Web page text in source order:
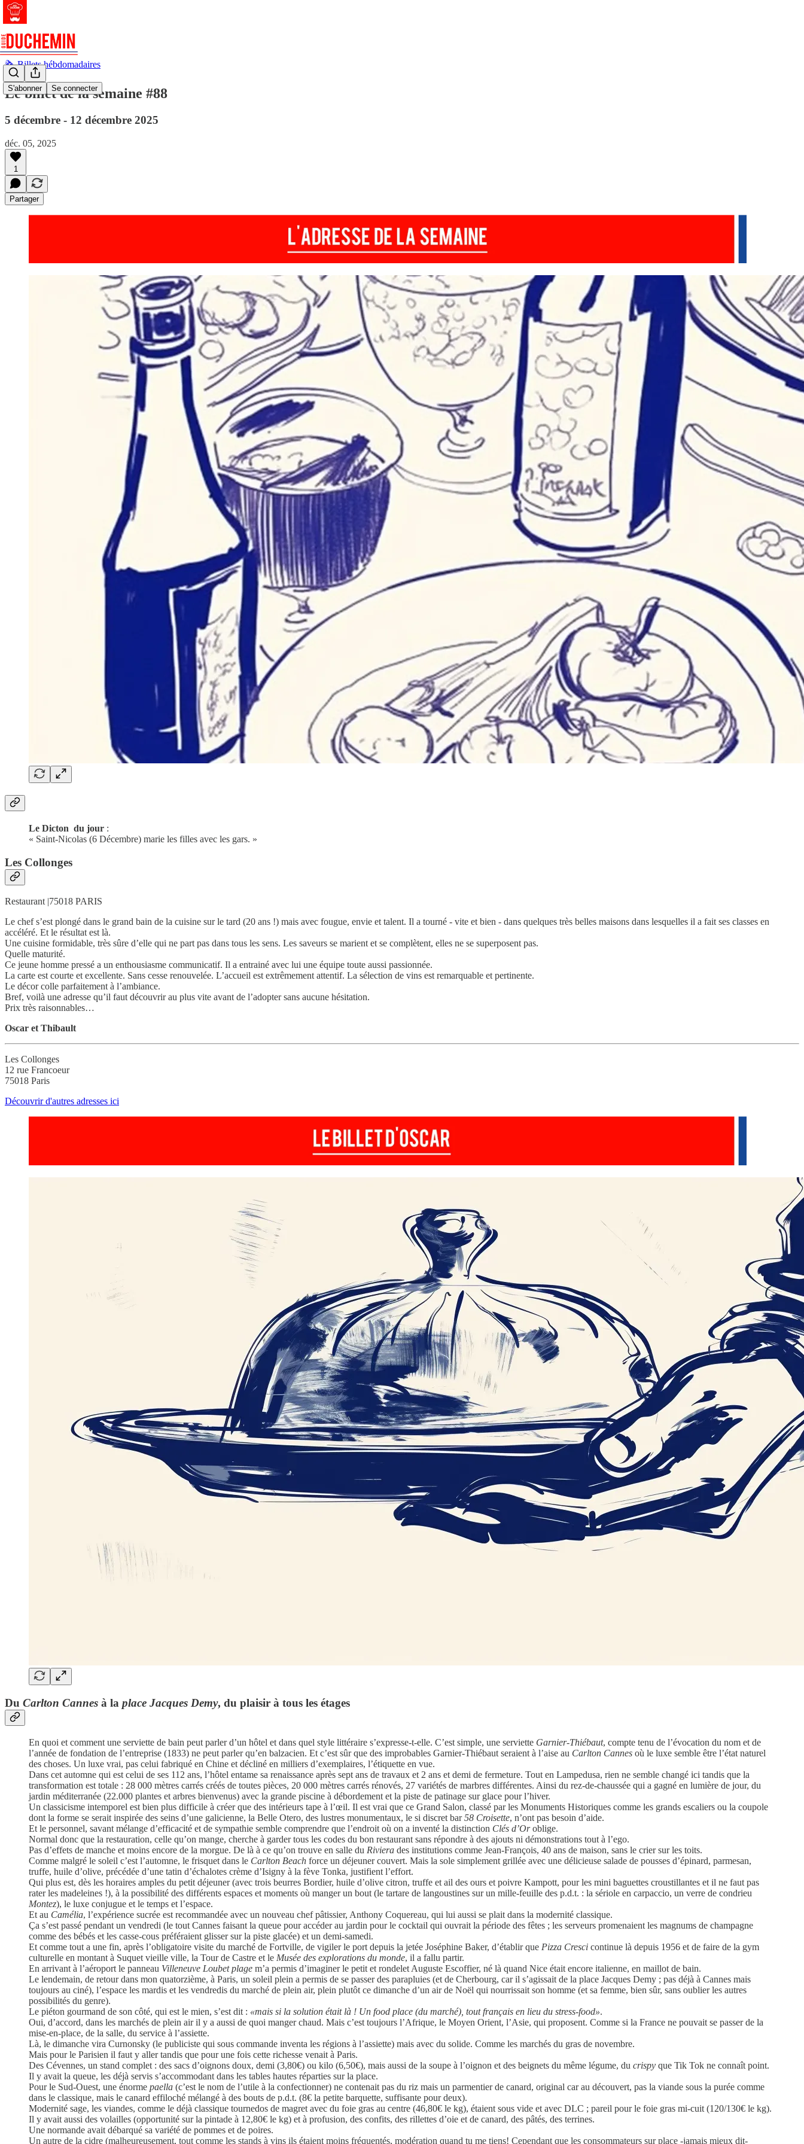
S'abonner Se connecter
🗞️ Billets hébdomadaires
Le billet de la semaine #88
5 décembre - 12 décembre 2025
déc. 05, 2025
1
Partager
Le Dicton du jour :
« Saint-Nicolas (6 Décembre) marie les filles avec les gars. »
Les Collonges
Restaurant |75018 PARIS
Le chef s’est plongé dans le grand bain de la cuisine sur le tard (20 ans !) mais avec fougue, envie et talent. Il a tourné - vite et bien - dans quelques très belles maisons dans lesquelles il a fait ses classes en
accéléré. Et le résultat est là.
Une cuisine formidable, très sûre d’elle qui ne part pas dans tous les sens. Les saveurs se marient et se complètent, elles ne se superposent pas.
Quelle maturité.
Ce jeune homme pressé a un enthousiasme communicatif. Il a entrainé avec lui une équipe toute aussi passionnée.
La carte est courte et excellente. Sans cesse renouvelée. L’accueil est extrêmement attentif. La sélection de vins est remarquable et pertinente.
Le décor colle parfaitement à l’ambiance.
Bref, voilà une adresse qu’il faut découvrir au plus vite avant de l’adopter sans aucune hésitation.
Prix très raisonnables…
Oscar et Thibault
Les Collonges
12 rue Francoeur
75018 Paris
Découvrir d'autres adresses ici
Du Carlton Cannes à la place Jacques Demy, du plaisir à tous les étages
En quoi et comment une serviette de bain peut parler d’un hôtel et dans quel style littéraire s’expresse-t-elle. C’est simple, une serviette Garnier-Thiébaut, compte tenu de l’évocation du nom et de
l’année de fondation de l’entreprise (1833) ne peut parler qu’en balzacien. Et c’est sûr que des improbables Garnier-Thiébaut seraient à l’aise au Carlton Cannes où le luxe semble être l’état naturel
des choses. Un luxe vrai, pas celui fabriqué en Chine et décliné en milliers d’exemplaires, l’étiquette en vue.
Dans cet automne qui est celui de ses 112 ans, l’hôtel entame sa renaissance après sept ans de travaux et 2 ans et demi de fermeture. Tout en Lampedusa, rien ne semble changé ici tandis que la
transformation est totale : 28 000 mètres carrés créés de toutes pièces, 20 000 mètres carrés rénovés, 27 variétés de marbres différentes. Ainsi du rez-de-chaussée qui a gagné en lumière de jour, du
jardin méditerranée (22.000 plantes et arbres bienvenus) avec la grande piscine à débordement et la piste de patinage sur glace pour l’hiver.
Un classicisme intemporel est bien plus difficile à créer que des intérieurs tape à l’œil. Il est vrai que ce Grand Salon, classé par les Monuments Historiques comme les grands escaliers ou la coupole
dont la forme se serait inspirée des seins d’une galicienne, la Belle Otero, des lustres monumentaux, le si discret bar58 Croisette, n’ont pas besoin d’aide.
Et le personnel, savant mélange d’efficacité et de sympathie semble comprendre que l’endroit où on a inventé la distinction Clés d’Oroblige.
Normal donc que la restauration, celle qu’on mange, cherche à garder tous les codes du bon restaurant sans répondre à des ajouts ni démonstrations tout à l’ego.
Pas d’effets de manche et moins encore de la morgue. De là à ce qu’on trouve en salle du Riviera des institutions comme Jean-François, 40 ans de maison, sans le crier sur les toits.
Comme malgré le soleil c’est l’automne, le frisquet dans le Carlton Beach force un déjeuner couvert. Mais la sole simplement grillée avec une délicieuse salade de pousses d’épinard, parmesan,
truffe, huile d’olive, précédée d’une tatin d’échalotes crème d’Isigny à la fève Tonka, justifient l’effort.
Qui plus est, dès les horaires amples du petit déjeuner (avec trois beurres Bordier, huile d’olive citron, truffe et ail des ours et poivre Kampott, pour les mini baguettes croustillantes et il ne faut pas
rater les madeleines !), à la possibilité des différents espaces et moments où manger un bout (le tartare de langoustines sur un mille-feuille des p.d.t. : la sériole en carpaccio, un verre de condrieu
Montez), le luxe conjugue et le temps et l’espace.
Et au Camélia, l’expérience sucrée est recommandée avec un nouveau chef pâtissier, Anthony Coquereau, qui lui aussi se plait dans la modernité classique.
Ça s’est passé pendant un vendredi (le tout Cannes faisant la queue pour accéder au jardin pour le cocktail qui ouvrait la période des fêtes ; les serveurs promenaient les magnums de champagne
comme des bébés et les casse-cous préféraient glisser sur la piste glacée) et un demi-samedi.
Et comme tout a une fin, après l’obligatoire visite du marché de Fortville, de vigiler le port depuis la jetée Joséphine Baker, d’établir que Pizza Cresci continue là depuis 1956 et de faire de la gym
culturelle en montant à Suquet vieille ville, la Tour de Castre et le Musée des explorations du monde, il a fallu partir.
En arrivant à l’aéroport le panneau Villeneuve Loubet plage m’a permis d’imaginer le petit et rondelet Auguste Escoffier, né là quand Nice était encore italienne, en maillot de bain.
Le lendemain, de retour dans mon quatorzième, à Paris, un soleil plein a permis de se passer des parapluies (et de Cherbourg, car il s’agissait de la place Jacques Demy ; pas déjà à Cannes mais
toujours au ciné), l’espace les mardis et les vendredis du marché de plein air, plein plutôt ce dimanche d’un air de Noël qui nourrissait son homme (et sa femme, bien sûr, sans oublier les autres
possibilités du genre).
Le piéton gourmand de son côté, qui est le mien, s’est dit : «mais si la solution était là ! Un food place (du marché), tout français en lieu du stress-food».
Oui, d’accord, dans les marchés de plein air il y a aussi de quoi manger chaud. Mais c’est toujours l’Afrique, le Moyen Orient, l’Asie, qui proposent. Comme si la France ne pouvait se passer de la
mise-en-place, de la salle, du service à l’assiette.
Là, le dimanche vira Curnonsky (le publiciste qui sous commande inventa les régions à l’assiette) mais avec du solide. Comme les marchés du gras de novembre.
Mais pour le Parisien il faut y aller tandis que pour une fois cette richesse venait à Paris.
Des Cévennes, un stand complet : des sacs d’oignons doux, demi (3,80€) ou kilo (6,50€), mais aussi de la soupe à l’oignon et des beignets du même légume, du crispy que Tik Tok ne connaît point.
Il y avait la queue, les déjà servis s’accommodant dans les tables hautes réparties sur la place.
Pour le Sud-Ouest, une énorme paella (c’est le nom de l’utile à la confectionner) ne contenait pas du riz mais un parmentier de canard, original car au découvert, pas la viande sous la purée comme
dans le classique, mais le canard effiloché mélangé à des bouts de p.d.t. (8€ la petite barquette, suffisante pour deux).
Modernité sage, les viandes, comme le déjà classique tournedos de magret avec du foie gras au centre (46,80€ le kg), étaient sous vide et avec DLC ; pareil pour le foie gras mi-cuit (120/130€ le kg).
Il y avait aussi des volailles (opportunité sur la pintade à 12,80€ le kg) et à profusion, des confits, des rillettes d’oie et de canard, des pâtés, des terrines.
Une normande avait débarqué sa variété de pommes et de poires.
Un autre de la cidre (malheureusement, tout comme les stands à vins ils étaient moins fréquentés, modération quand tu me tiens! Cependant que les consommateurs sur place -jamais mieux dit-